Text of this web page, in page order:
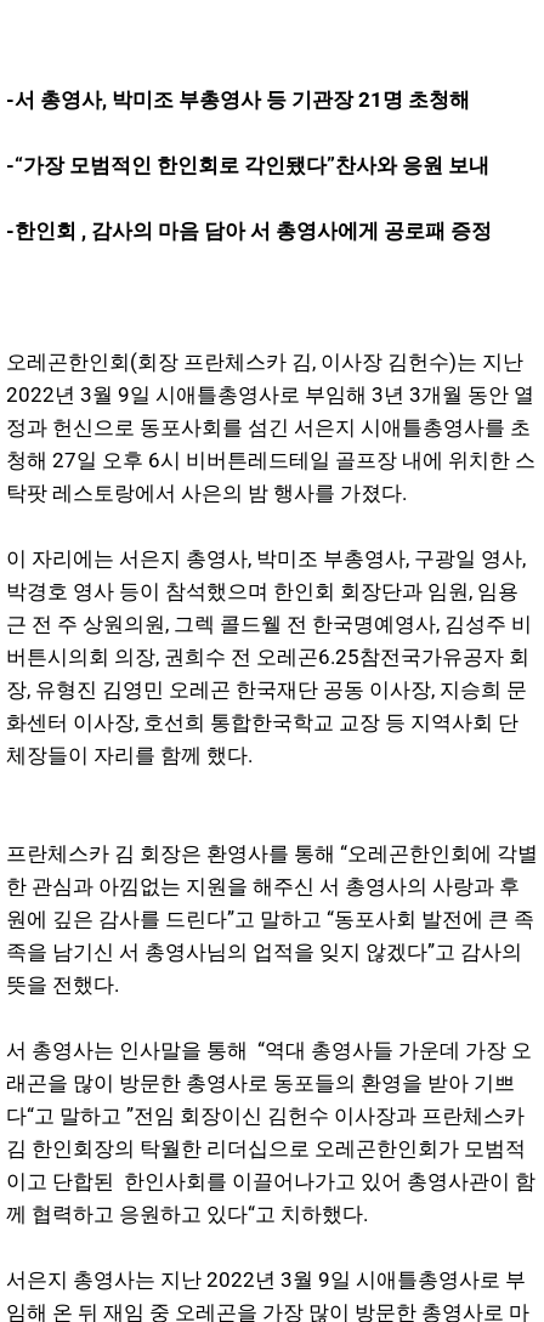
-서 총영사, 박미조 부총영사 등 기관장 21명 초청해
-“가장 모범적인 한인회로 각인됐다”찬사와 응원 보내
-한인회 , 감사의 마음 담아 서 총영사에게 공로패 증정
오레곤한인회(회장 프란체스카 김, 이사장 김헌수)는 지난
2022년 3월 9일 시애틀총영사로 부임해 3년 3개월 동안 열
정과 헌신으로 동포사회를 섬긴 서은지 시애틀총영사를 초
청해 27일 오후 6시 비버튼레드테일 골프장 내에 위치한 스
탁팟 레스토랑에서 사은의 밤 행사를 가졌다.
이 자리에는 서은지 총영사, 박미조 부총영사, 구광일 영사,
박경호 영사 등이 참석했으며 한인회 회장단과 임원, 임용
근 전 주 상원의원, 그렉 콜드웰 전 한국명예영사, 김성주 비
버튼시의회 의장, 권희수 전 오레곤6.25참전국가유공자 회
장, 유형진 김영민 오레곤 한국재단 공동 이사장, 지승희 문
화센터 이사장, 호선희 통합한국학교 교장 등 지역사회 단
체장들이 자리를 함께 했다.
프란체스카 김 회장은 환영사를 통해 “오레곤한인회에 각별
한 관심과 아낌없는 지원을 해주신 서 총영사의 사랑과 후
원에 깊은 감사를 드린다”고 말하고 “동포사회 발전에 큰 족
족을 남기신 서 총영사님의 업적을 잊지 않겠다”고 감사의
뜻을 전했다.
서 총영사는 인사말을 통해 “역대 총영사들 가운데 가장 오
래곤을 많이 방문한 총영사로 동포들의 환영을 받아 기쁘
다“고 말하고 ”전임 회장이신 김헌수 이사장과 프란체스카
김 한인회장의 탁월한 리더십으로 오레곤한인회가 모범적
이고 단합된 한인사회를 이끌어나가고 있어 총영사관이 함
께 협력하고 응원하고 있다“고 치하했다.
서은지 총영사는 지난 2022년 3월 9일 시애틀총영사로 부
임해 온 뒤 재임 중 오레곤을 가장 많이 방문한 총영사로 마